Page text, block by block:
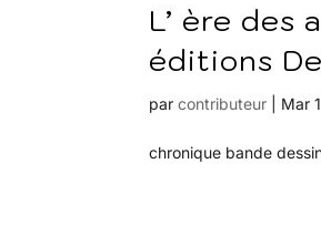
L’ ère des
éditions
parcontributeur Mar
chronique bande